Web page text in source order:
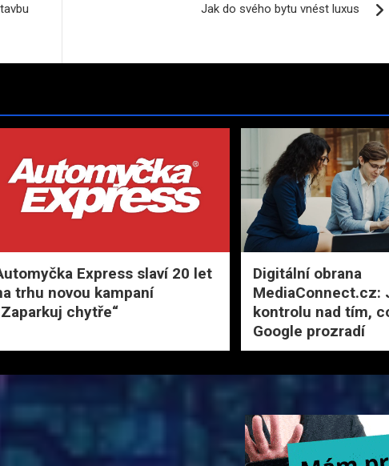
Jak do svého bytu vnést luxus
Express slaví 20 let
trhu novou kampaní
chytře“
Digitální obrana
MediaConnect.cz:
kontrolu nad tím,
Google prozradí